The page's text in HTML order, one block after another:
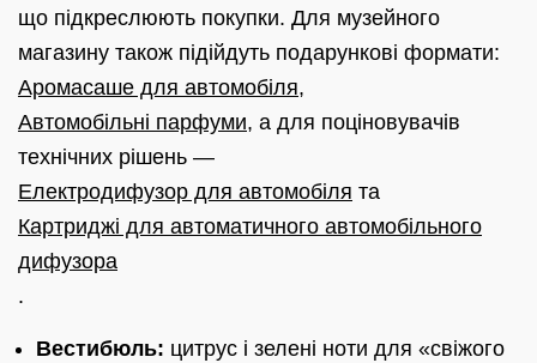
що підкреслюють покупки. Для музейного
магазину також підійдуть подарункові формати:
Аромасаше для автомобіля,
Автомобільні парфуми, а для поціновувачів
технічних рішень —
Електродифузор для автомобіля та
Картриджі для автоматичного автомобільного
дифузора
.
Вестибюль: цитрус і зелені ноти для «свіжого